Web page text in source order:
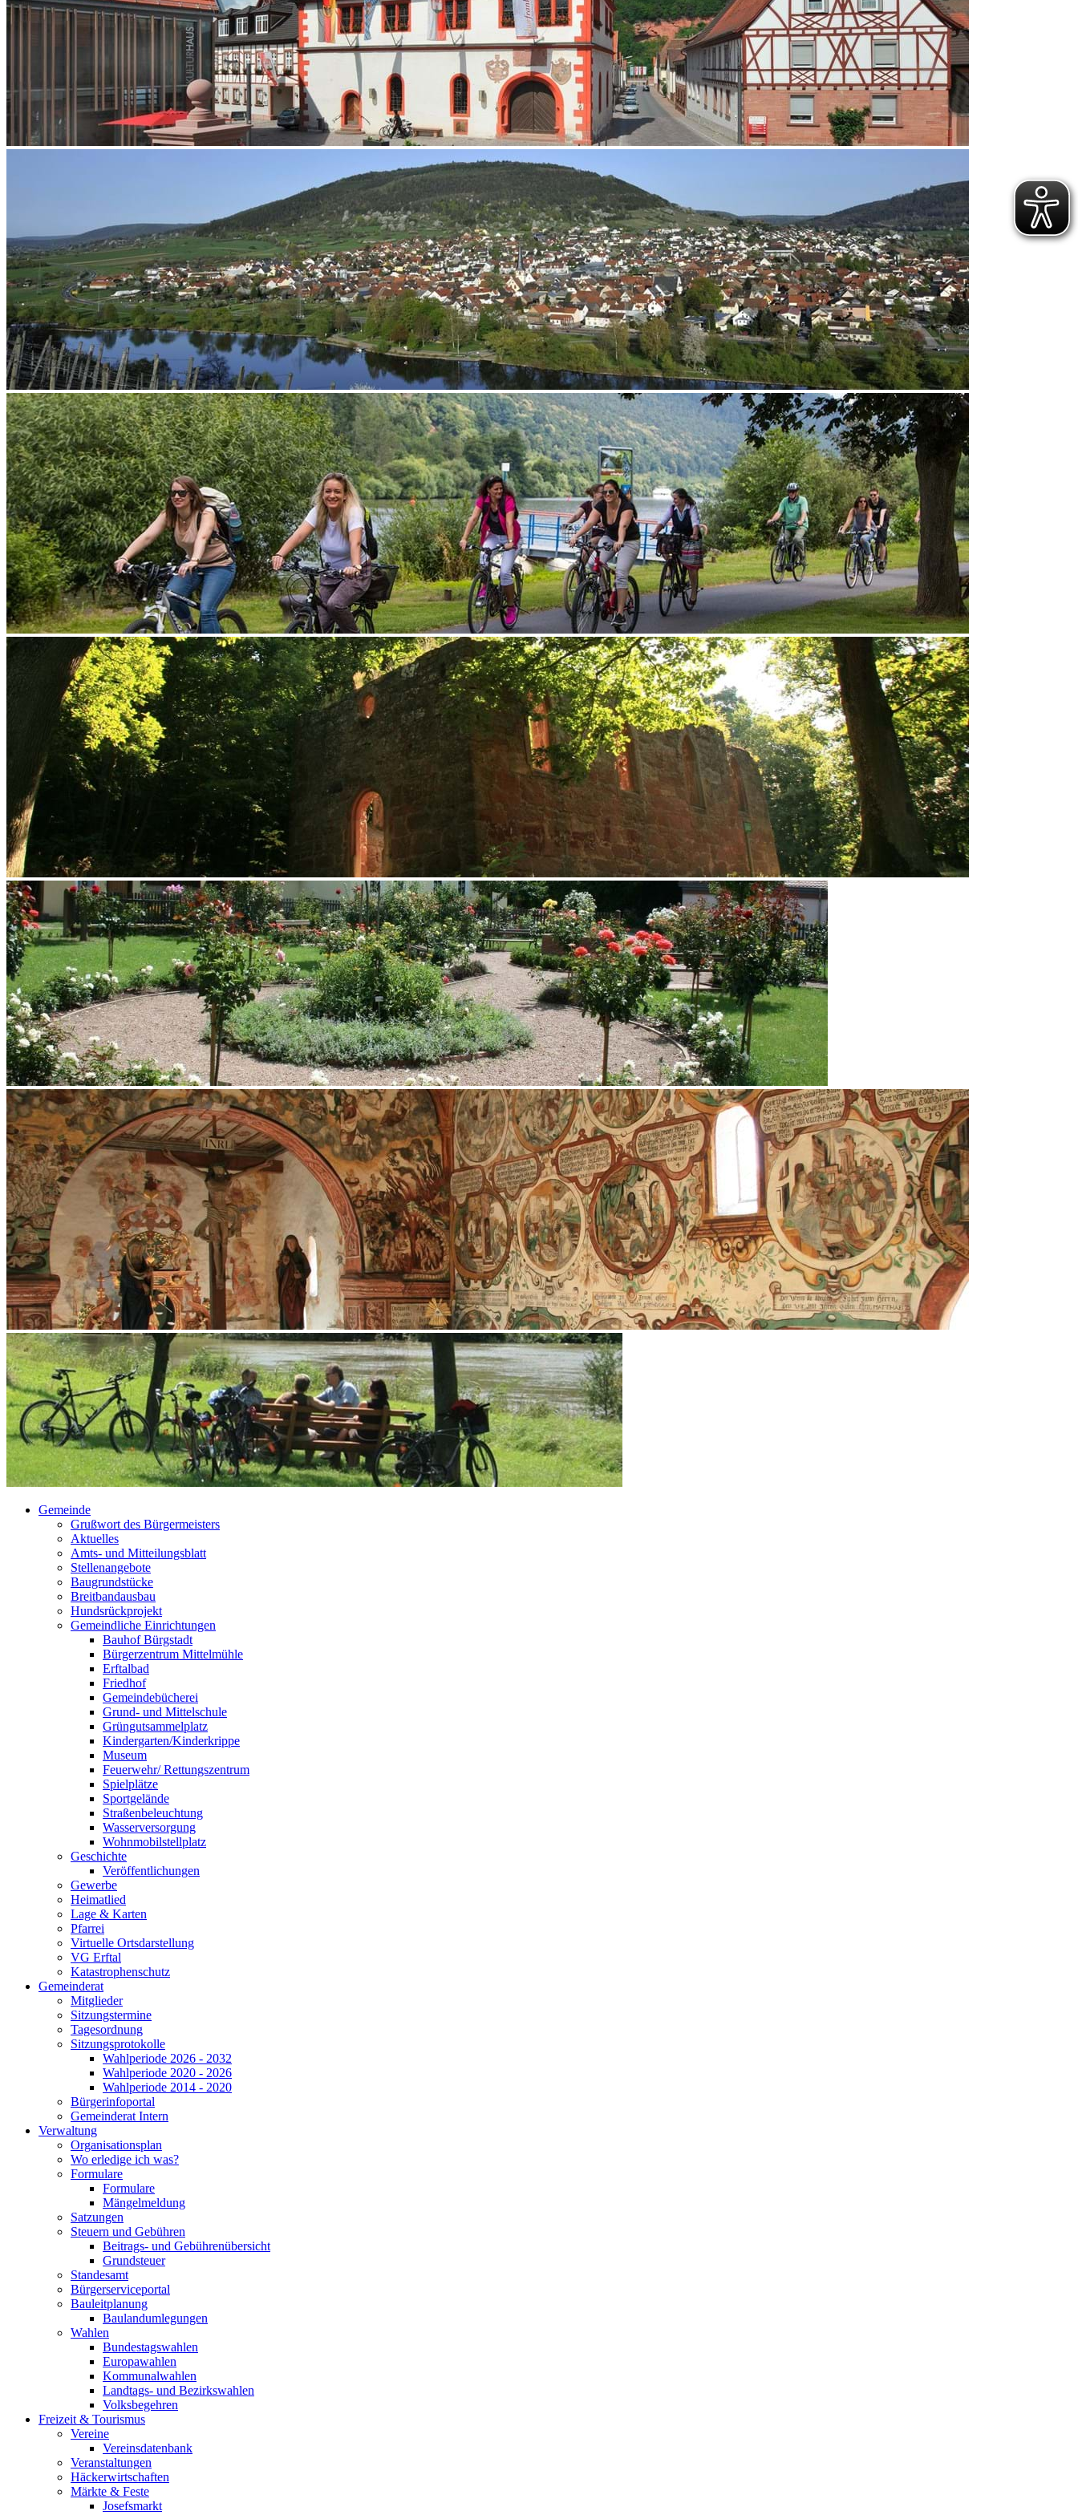
Gemeinde
Grußwort des Bürgermeisters
Aktuelles
Amts- und Mitteilungsblatt
Stellenangebote
Baugrundstücke
Breitbandausbau
Hundsrückprojekt
Gemeindliche Einrichtungen
Bauhof Bürgstadt
Bürgerzentrum Mittelmühle
Erftalbad
Friedhof
Gemeindebücherei
Grund- und Mittelschule
Grüngutsammelplatz
Kindergarten/Kinderkrippe
Museum
Feuerwehr/ Rettungszentrum
Spielplätze
Sportgelände
Straßenbeleuchtung
Wasserversorgung
Wohnmobilstellplatz
Geschichte
Veröffentlichungen
Gewerbe
Heimatlied
Lage & Karten
Pfarrei
Virtuelle Ortsdarstellung
VG Erftal
Katastrophenschutz
Gemeinderat
Mitglieder
Sitzungstermine
Tagesordnung
Sitzungsprotokolle
Wahlperiode 2026 - 2032
Wahlperiode 2020 - 2026
Wahlperiode 2014 - 2020
Bürgerinfoportal
Gemeinderat Intern
Verwaltung
Organisationsplan
Wo erledige ich was?
Formulare
Formulare
Mängelmeldung
Satzungen
Steuern und Gebühren
Beitrags- und Gebührenübersicht
Grundsteuer
Standesamt
Bürgerserviceportal
Bauleitplanung
Baulandumlegungen
Wahlen
Bundestagswahlen
Europawahlen
Kommunalwahlen
Landtags- und Bezirkswahlen
Volksbegehren
Freizeit & Tourismus
Vereine
Vereinsdatenbank
Veranstaltungen
Häckerwirtschaften
Märkte & Feste
Josefsmarkt